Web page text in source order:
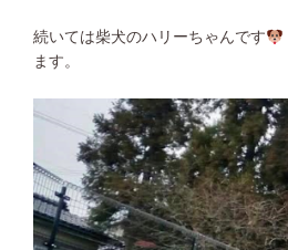
続いては柴犬のハリーちゃんです
ます。